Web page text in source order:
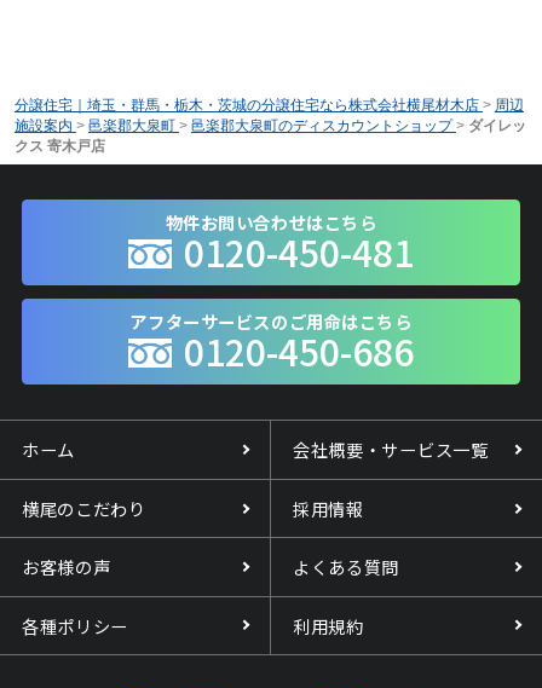
分譲住宅｜埼玉・群馬・栃木・茨城の分譲住宅なら株式会社横尾材木店 > 周辺
施設案内 > 邑楽郡大泉町 > 邑楽郡大泉町のディスカウントショップ > ダイレッ
クス 寄木戸店
物件お問い合わせはこちら
0120-450-481
アフターサービスのご用命はこちら
0120-450-686
ホーム 会社概要・サービス一覧
横尾のこだわり 採用情報
お客様の声 よくある質問
各種ポリシー 利用規約